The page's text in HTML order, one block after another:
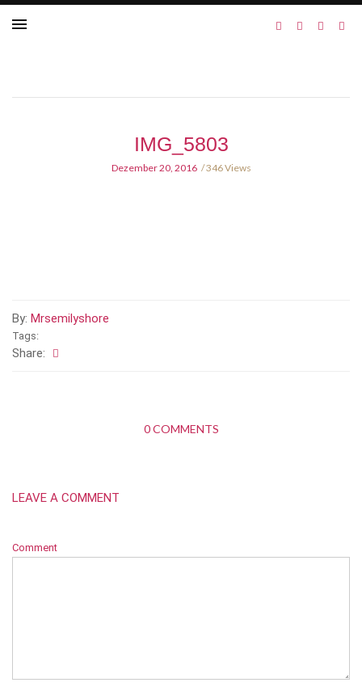
IMG_5803
Dezember 20, 2016 346 Views
By: Mrsemilyshore
Tags:
Share:
0 COMMENTS
LEAVE A COMMENT
Comment